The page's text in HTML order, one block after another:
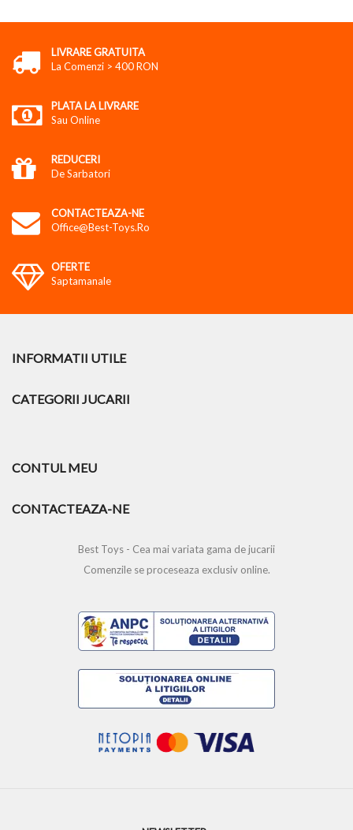
LIVRARE GRATUITA
La Comenzi > 400 RON
PLATA LA LIVRARE
Sau Online
REDUCERI
De Sarbatori
CONTACTEAZA-NE
Office@best-Toys.ro
OFERTE
Saptamanale
INFORMATII UTILE
CATEGORII JUCARII
CONTUL MEU
CONTACTEAZA-NE
Best Toys - Cea mai variata gama de jucarii
Comenzile se proceseaza exclusiv online.